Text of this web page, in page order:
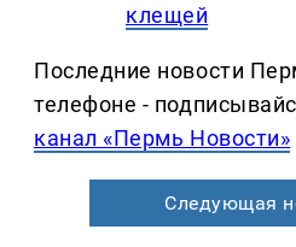
клещей
Последние новости
телефоне -
канал «Пермь Новости»
Следующая